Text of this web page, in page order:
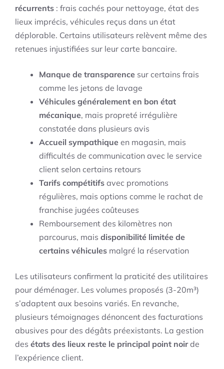
récurrents : frais cachés pour nettoyage, état des
lieux imprécis, véhicules reçus dans un état
déplorable. Certains utilisateurs relèvent même des
retenues injustifiées sur leur carte bancaire.
Manque de transparence sur certains frais
comme les jetons de lavage
Véhicules généralement en bon état
mécanique, mais propreté irrégulière
constatée dans plusieurs avis
Accueil sympathique en magasin, mais
difficultés de communication avec le service
client selon certains retours
Tarifs compétitifs avec promotions
régulières, mais options comme le rachat de
franchise jugées coûteuses
Remboursement des kilomètres non
parcourus, mais disponibilité limitée de
certains véhicules malgré la réservation
Les utilisateurs confirment la praticité des utilitaires
pour déménager. Les volumes proposés (3-20m³)
s’adaptent aux besoins variés. En revanche,
plusieurs témoignages dénoncent des facturations
abusives pour des dégâts préexistants. La gestion
des états des lieux reste le principal point noirde
l’expérience client.